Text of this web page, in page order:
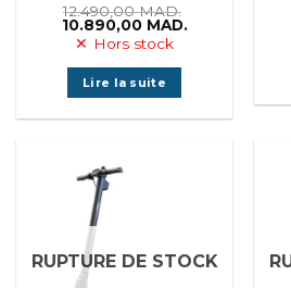
12.490,00MAD.
Le
prix
initial
était :
12.490,00 MAD..
10.890,00 MAD.Le
10.890,00
Hors stock
Lire la suite
RUPTURE DE STOCK